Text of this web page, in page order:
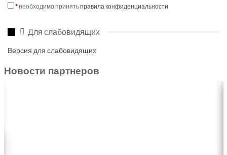
*необходимо принятьправила конфиденциальности
Для слабовидящих
Версия для слабовидящих
Новости партнеров